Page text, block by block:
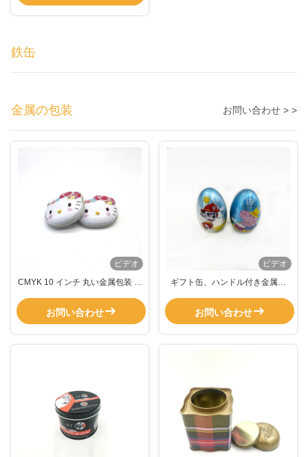
鉄缶
金属の包装 お問い合わせ > >
ビデオ
CMYK 10 インチ 丸い金属包装 ク
缶 蓋付き
お問い合わせ
ビデオ
ギフト缶、ハンドル付き金属包
クス
お問い合わせ